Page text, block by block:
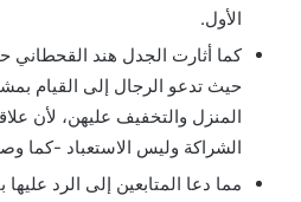
الأول.
كما أثارت الجدل هند القحطاني
حيث تدعو الرجال إلى القيام
المنزل والتخفيف عليهن، لأن
الشراكة وليس الاستعباد -كما
مما دعا المتابعين إلى الرد عليها